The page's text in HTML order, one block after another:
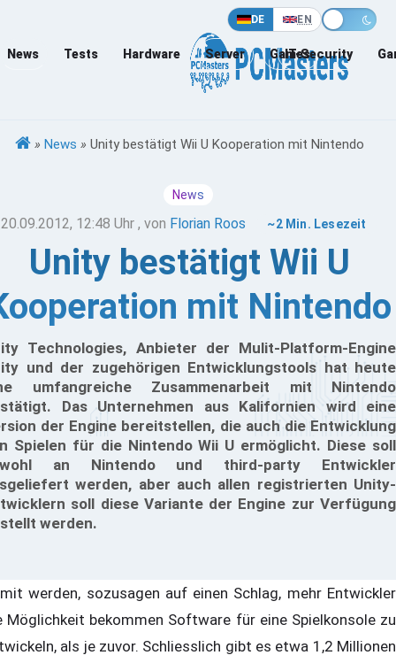
DE EN
News Tests Hardware Server Games
IT-Security
» News » Unity bestätigt Wii U Kooperation mit Nintendo
News
20.09.2012, 12:48 Uhr , von Florian Roos ~2 Min. Lesezeit
Unity bestätigt Wii U
mit Nintendo
Technologies, Anbieter der Mulit-Platform-Engine
und der zugehörigen Entwicklungstools hat heute
umfangreiche Zusammenarbeit mit Nintendo
Das Unternehmen aus Kalifornien wird eine
der Engine bereitstellen, die auch die Entwicklung
Spielen für die Nintendo Wii U ermöglicht. Diese soll
an Nintendo und third-party Entwickler
werden, aber auch allen registrierten Unity-
soll diese Variante der Engine zur Verfügung
werden.
werden, sozusagen auf einen Schlag, mehr Entwickler
Möglichkeit bekommen Software für eine Spielkonsole zu
als je zuvor. Schliesslich gibt es etwa 1,2 Millionen